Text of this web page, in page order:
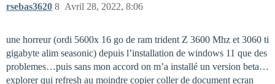
rsebas3620 Avril 28, 2022, 8:06
8
une horreur (ordi 5600x 16 go de ram trident Z 3600 Mhz et 3060 ti
gigabyte alim seasonic) depuis l’installation de windows 11 que des
problemes…puis sans mon accord on m’a installé un version beta…
explorer qui refresh au moindre copier coller de document ecran